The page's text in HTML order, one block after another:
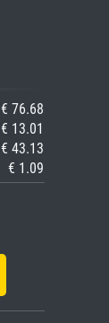
€ 76.68
€ 13.01
€ 43.13
€ 1.09